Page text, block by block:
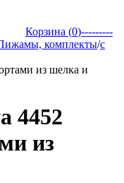
Корзина (0)---------
комплекты/с
из шелка и
4452
из